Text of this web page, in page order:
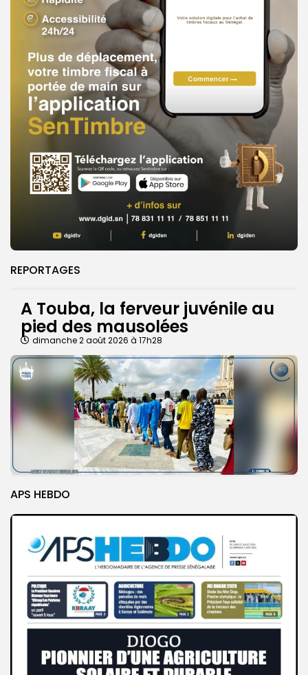
REPORTAGES
A Touba, la ferveur juvénile au
pied des mausolées
dimanche 2 août 2026 à 17h28
APS HEBDO